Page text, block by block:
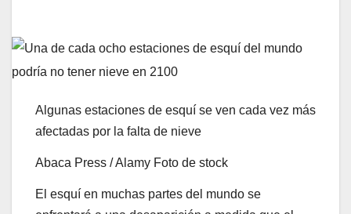
Algunas estaciones de esquí se ven cada vez más
afectadas por la falta de nieve
Abaca Press / Alamy Foto de stock
El esquí en muchas partes del mundo se